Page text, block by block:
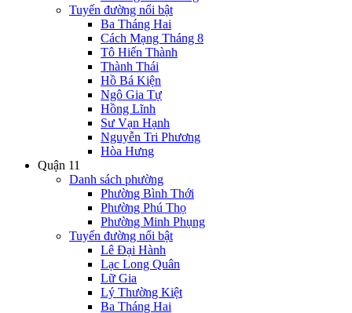
Tuyến đường nổi bật
Ba Tháng Hai
Cách Mạng Tháng 8
Tô Hiến Thành
Thành Thái
Hồ Bá Kiện
Ngô Gia Tự
Hồng Lĩnh
Sư Vạn Hạnh
Nguyễn Tri Phương
Hòa Hưng
Quận 11
Danh sách phường
Phường Bình Thới
Phường Phú Thọ
Phường Minh Phụng
Tuyến đường nổi bật
Lê Đại Hành
Lạc Long Quân
Lữ Gia
Lý Thường Kiệt
Ba Tháng Hai